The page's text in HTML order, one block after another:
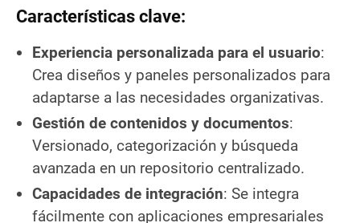
Características clave:
Experiencia personalizada para el usuario:
Crea diseños y paneles personalizados para
adaptarse a las necesidades organizativas.
Gestión de contenidos y documentos:
Versionado, categorización y búsqueda
avanzada en un repositorio centralizado.
Capacidades de integración: Se integra
fácilmente con aplicaciones empresariales